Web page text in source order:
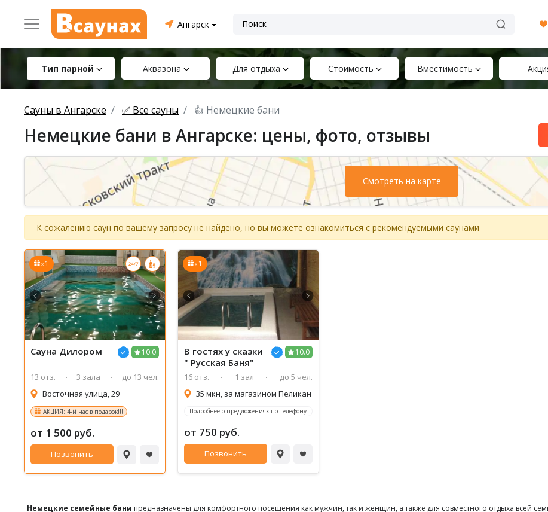
Ангарск
Тип парной Аквазона Для отдыха Стоимость Вместимость
Сауны в Ангарске ✅ Все сауны 👍 Немецкие бани
Немецкие бани в Ангарске: цены, фото, отзывы
Смотреть на карте
К сожалению саун по вашему запросу не найдено, но вы можете ознакомиться с рекомендуемыми саунами
x 1
10.0
Сауна Дилором
13 отз. 3 зала
до 13 чел.
Восточная улица, 29
АКЦИЯ: 4-й час в подарок!!!
от 1 500 руб.
Позвонить
x 1
10.0
В гостях у сказки
" Русская Баня"
16 отз. 1 зал
до 5 чел.
35 мкн, за магазином Пеликан
Подробнее о предложениях по телефону
от 750 руб.
Позвонить
Немецкие семейные бани предназначены для комфортного посещения как мужчин, так и женщин, а также для совместного отдыха всей